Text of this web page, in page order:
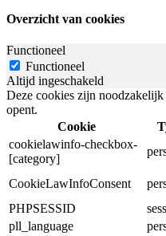
Overzicht van cookies
Functioneel
Functioneel
Altijd ingeschakeld
Deze cookies zijn
opent.
Cookie
cookielawinfo-checkbox-
[category]
CookieLawInfoConsent
PHPSESSID
pll_language